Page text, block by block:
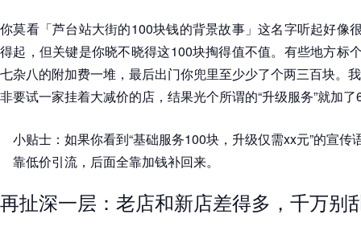
你莫看「芦台站大街的100块钱的背景故事」这名字听起好像
得起，但关键是你晓不晓得这100块掏得值不值。有些地方标
七杂八的附加费一堆，最后出门你兜里至少少了个两三百块。
非要试一家挂着大减价的店，结果光个所谓的“升级服务”就加
小贴士：如果你看到“基础服务100块，升级仅需xx元”的宣传
靠低价引流，后面全靠加钱补回来。
再扯深一层：老店和新店差得多，千万别